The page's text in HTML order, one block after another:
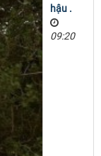
hậu .
09:20